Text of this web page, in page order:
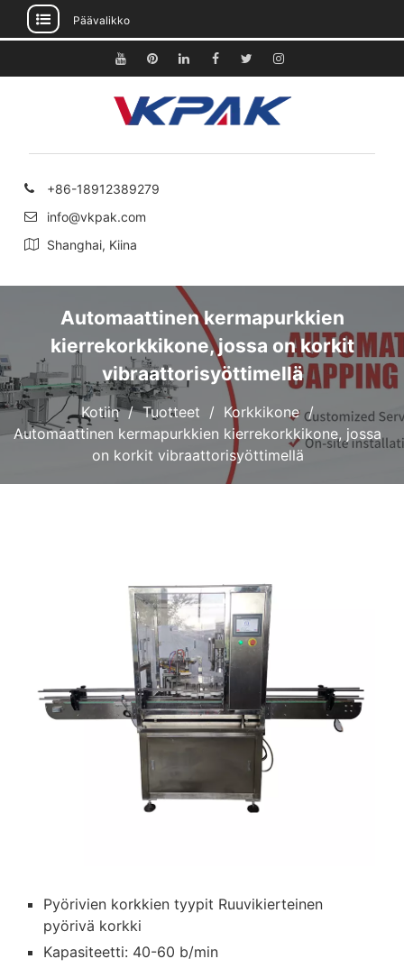
sisältöön
Päävalikko
YoutubePinterestLinkedinFacebook
ViserrysInstagram
+86-18912389279
info@vkpak.com
Shanghai, Kiina
Automaattinen kermapurkkien
kierrekorkkikone, jossa on korkit
vibraattorisyöttimellä
Kotiin Tuotteet
Korkkikone
Automaattinen kermapurkkien kierrekorkkikone, jossa
on korkit vibraattorisyöttimellä
Pyörivien korkkien tyypit Ruuvikierteinen
pyörivä korkki
Kapasiteetti: 40-60 b/min